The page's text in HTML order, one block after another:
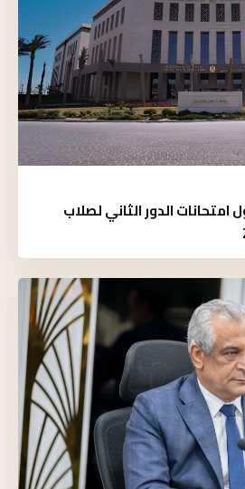
الدور الثاني لصلاب